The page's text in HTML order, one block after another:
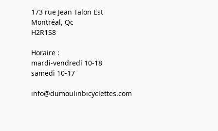
173 rue Jean Talon Est
Montréal, Qc
H2R1S8
Horaire :
mardi-vendredi 10-18
samedi 10-17
info@dumoulinbicyclettes.com